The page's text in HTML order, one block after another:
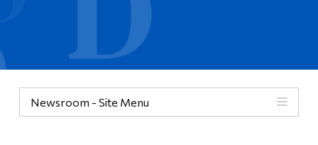
Newsroom - Site Menu
Omnivox
Liens rapides